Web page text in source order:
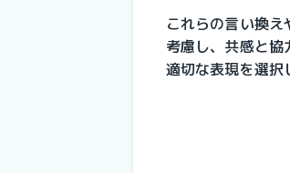
これらの言い換
考慮し、共感と
適切な表現を選択